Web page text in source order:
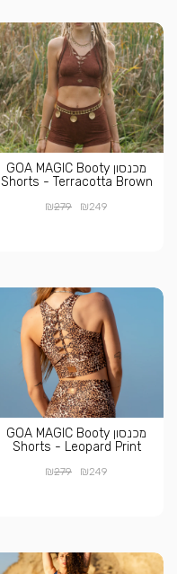
מכנסון GOA MAGIC Booty
Shorts - Terracotta Brown
₪249
₪279
מכנסון GOA MAGIC Booty
Shorts - Leopard Print
₪249
₪279